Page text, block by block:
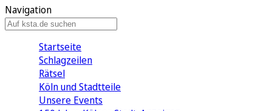
Navigation
Startseite
Schlagzeilen
Rätsel
Köln und Stadtteile
Unsere Events